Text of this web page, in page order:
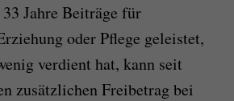
Jahre Beiträge für
oder Pflege geleistet,
verdient hat, kann seit
zusätzlichen Freibetrag bei